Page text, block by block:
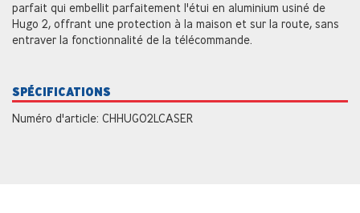
parfait qui embellit parfaitement l'étui en aluminium usiné de
Hugo 2, offrant une protection à la maison et sur la route, sans
entraver la fonctionnalité de la télécommande.
SPÉCIFICATIONS
Numéro d'article: CHHUGO2LCASER